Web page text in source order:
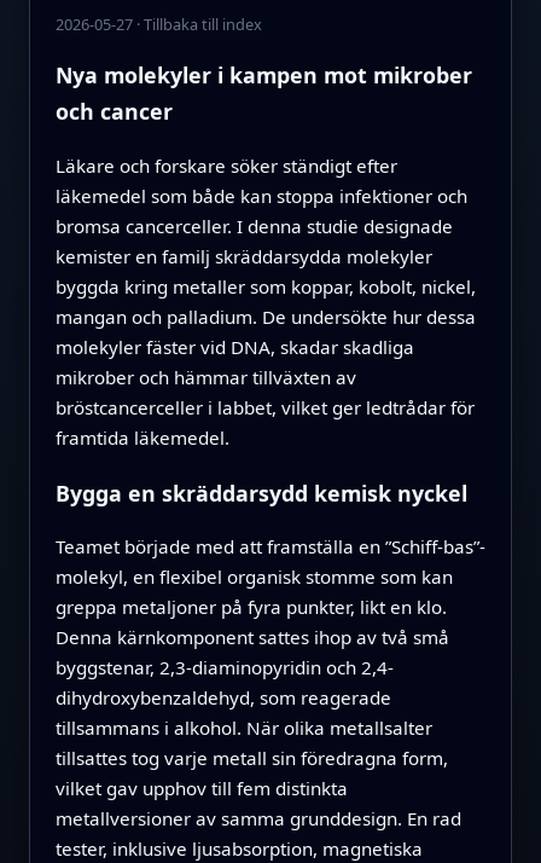
2026-05-27·Tillbaka till index
Nya molekyler i kampen mot mikrober
och cancer
Läkare och forskare söker ständigt efter
läkemedel som både kan stoppa infektioner och
bromsa cancerceller. I denna studie designade
kemister en familj skräddarsydda molekyler
byggda kring metaller som koppar, kobolt, nickel,
mangan och palladium. De undersökte hur dessa
molekyler fäster vid DNA, skadar skadliga
mikrober och hämmar tillväxten av
bröstcancerceller i labbet, vilket ger ledtrådar för
framtida läkemedel.
Bygga en skräddarsydd kemisk nyckel
Teamet började med att framställa en ”Schiff-bas”-
molekyl, en flexibel organisk stomme som kan
greppa metaljoner på fyra punkter, likt en klo.
Denna kärnkomponent sattes ihop av två små
byggstenar, 2,3-diaminopyridin och 2,4-
dihydroxybenzaldehyd, som reagerade
tillsammans i alkohol. När olika metallsalter
tillsattes tog varje metall sin föredragna form,
vilket gav upphov till fem distinkta
metallversioner av samma grunddesign. En rad
tester, inklusive ljusabsorption, magnetiska